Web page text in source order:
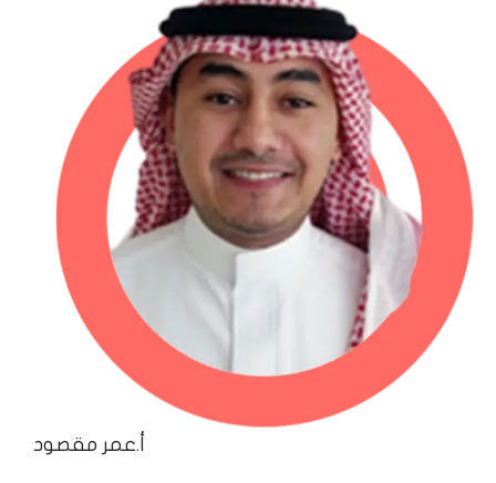
أ.عمر مقصود